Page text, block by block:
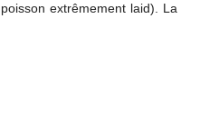
extrêmement laid). La